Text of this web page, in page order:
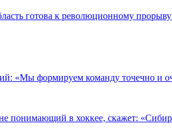
готова к революционному
«Мы формируем команду точечно и
понимающий в хоккее, скажет: